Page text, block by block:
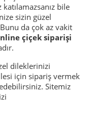
bile
sizin güzel
da çok az vakit
çiçek siparişi
dileklerinizi
için sipariş vermek
Sitemiz